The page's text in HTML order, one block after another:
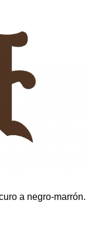
a negro-marrón.